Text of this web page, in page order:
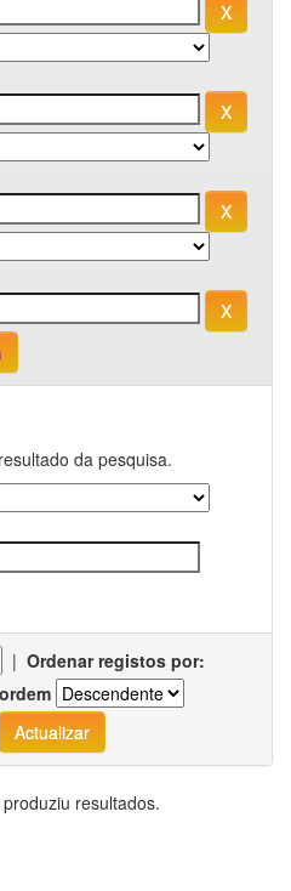
da pesquisa.
| Ordenar registos por:
resultados.